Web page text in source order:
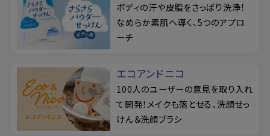
ボディの汗や皮脂をさっぱり洗浄！
なめらか素肌へ導く、5つのアプロ
ーチ
エコアンドニコ
100人のユーザーの意見を取り入れ
て開発！メイクも落とせる、洗顔せっ
けん＆洗顔ブラシ